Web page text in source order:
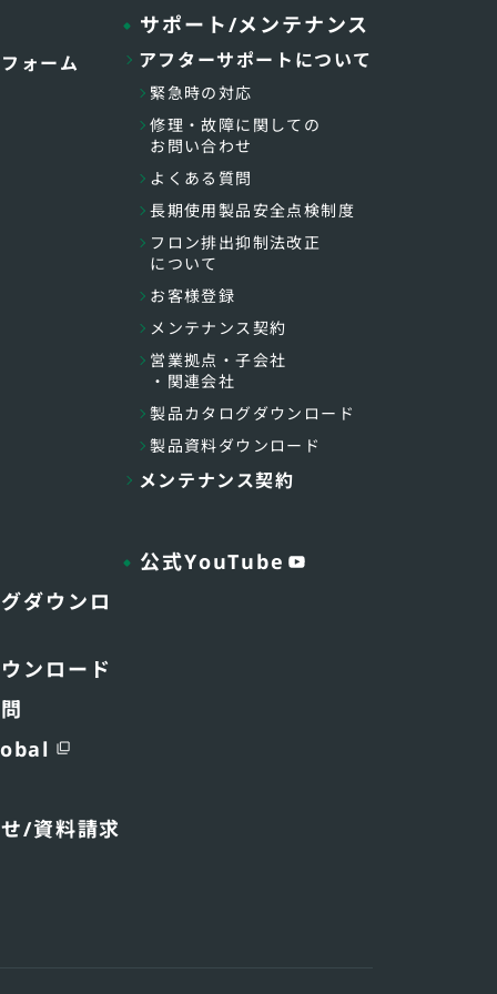
ォーム
サポート/メンテナンス
アフターサポートについて
緊急時の対応
修理・故障に関しての
お問い合わせ
よくある質問
長期使用製品安全点検制度
フロン排出抑制法改正
について
お客様登録
メンテナンス契約
営業拠点・子会社
・関連会社
製品カタログダウンロード
製品資料ダウンロード
メンテナンス契約
ダウンロ
ンロード
/資料請求
公式YouTube